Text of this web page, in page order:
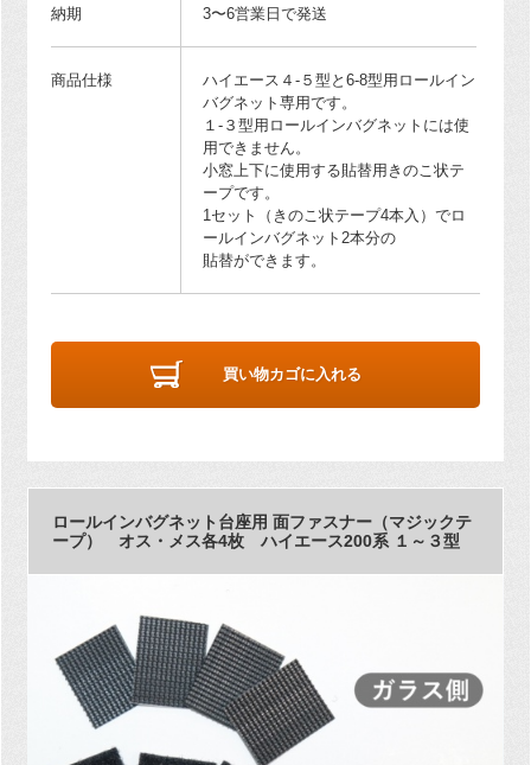
納期 3〜6営業日で発送
商品仕様
ハイエース４-５型と6-8型用ロールイン
バグネット専用です。
１-３型用ロールインバグネットには使
用できません。
小窓上下に使用する貼替用きのこ状テ
ープです。
1セット（きのこ状テープ4本入）でロ
ールインバグネット2本分の
貼替ができます。
買い物カゴに入れる
ロールインバグネット台座用 面ファスナー（マジックテ
ープ） オス・メス各4枚 ハイエース200系 １～３型